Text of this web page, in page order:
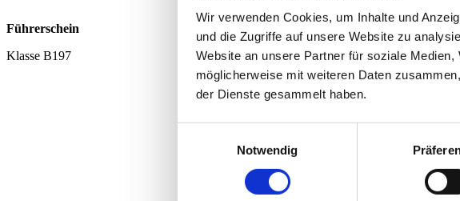
Wir verwenden Cookies, um Inhalte und
und die Zugriffe auf unsere Website zu
Website an unsere Partner für soziale
möglicherweise mit weiteren Daten
der Dienste gesammelt haben.
Notwendig
Führerschein
Klasse B197